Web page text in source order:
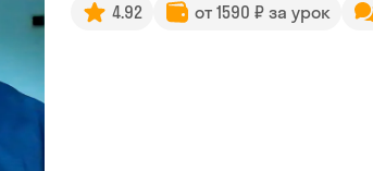
4.92 от 1590 ₽ за урок